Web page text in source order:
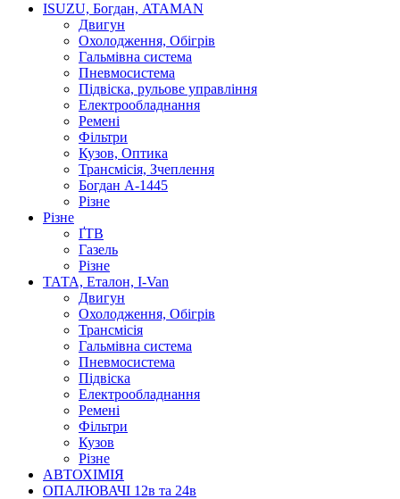
ISUZU, Богдан, ATAMAN
Двигун
Охолодження, Обігрів
Гальмівна система
Пневмосистема
Підвіска, рульове управління
Електрообладнання
Ремені
Фільтри
Кузов, Оптика
Трансмісія, Зчеплення
Богдан А-1445
Різне
Різне
ҐТВ
Газель
Різне
ТАТА, Еталон, I-Van
Двигун
Охолодження, Обігрів
Трансмісія
Гальмівна система
Пневмосистема
Підвіска
Електрообладнання
Ремені
Фільтри
Кузов
Різне
АВТОХІМІЯ
ОПАЛЮВАЧІ 12в та 24в